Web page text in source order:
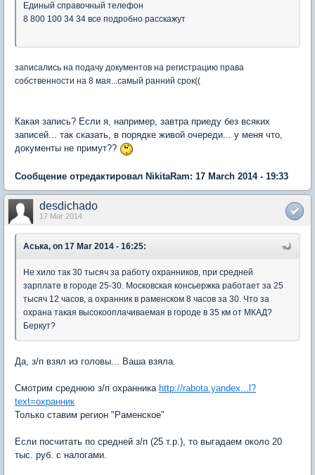
Единый справочный телефон
8 800 100 34 34 все подробно расскажут
записались на подачу документов на регистрацию права
собственности на 8 мая...самый ранний срок((
Какая запись? Если я, например, завтра приеду без всяких
записей... так сказать, в порядке живой очереди... у меня что,
документы не примут??
Сообщение отредактировал NikitaRam: 17 March 2014 - 19:33
desdichado
17 Mar 2014
Аська, on 17 Mar 2014 - 16:25:
Не хило так 30 тысяч за работу охранников, при средней
зарплате в городе 25-30. Московская консьержка работает за 25
тысяч 12 часов, а охранник в раменском 8 часов за 30. Что за
охрана такая высокооплачиваемая в городе в 35 км от МКАД?
Беркут?
Да, з/п взял из головы... Ваша взяла.
Смотрим среднюю з/п охранника http://rabota.yandex...l?
text=охранник
Только ставим регион "Раменское"
Если посчитать по средней з/п (25 т.р.), то выгадаем около 20
тыс. руб. с налогами.